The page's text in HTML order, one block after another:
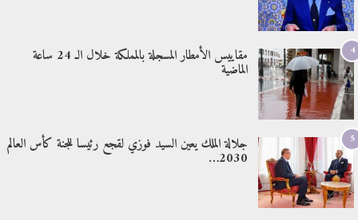
4 مقاييس الأمطار المسجلة بالمملكة خلال الـ 24 ساعة
الماضية
5 جلالة الملك يعين السيد فوزي لقجع رئيسا للجنة كأس العالم
2030…